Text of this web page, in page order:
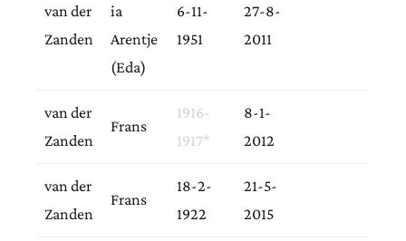
van der
Zanden
ia
Arentje
(Eda)
6-11-
1951
27-8-
2011
van der
Zanden
Frans
1916-
1917*
8-1-
2012
van der
Zanden
Frans
18-2-
1922
21-5-
2015